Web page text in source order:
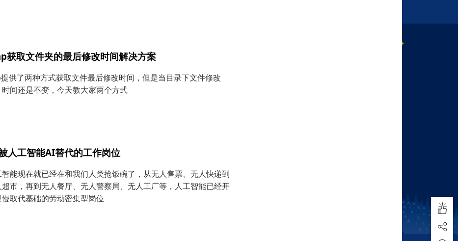
获取文件夹的最后修改时间解决方案
供了两种方式获取文件最后修改时间，但是当目录下文件修改
时间还是不变，今天教大家两个方式
人工智能AI替代的工作岗位
智能现在就已经在和我们人类抢饭碗了，从无人售票、无人快递到
超市，再到无人餐厅、无人警察局、无人工厂等，人工智能已经开
慢取代基础的劳动密集型岗位